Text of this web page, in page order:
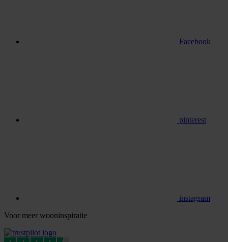
Facebook
pinterest
instagram
Voor meer wooninspiratie